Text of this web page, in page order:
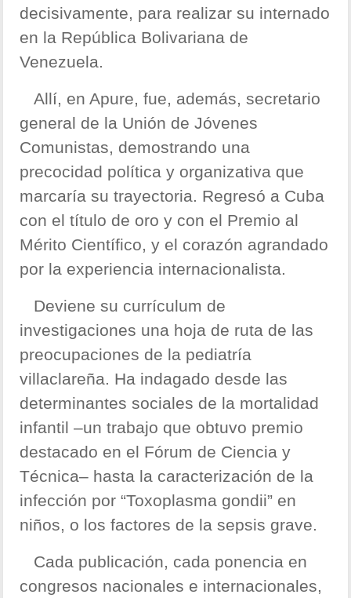
decisivamente, para realizar su internado
en la República Bolivariana de
Venezuela.
Allí, en Apure, fue, además, secretario
general de la Unión de Jóvenes
Comunistas, demostrando una
precocidad política y organizativa que
marcaría su trayectoria. Regresó a Cuba
con el título de oro y con el Premio al
Mérito Científico, y el corazón agrandado
por la experiencia internacionalista.
Deviene su currículum de
investigaciones una hoja de ruta de las
preocupaciones de la pediatría
villaclareña. Ha indagado desde las
determinantes sociales de la mortalidad
infantil –un trabajo que obtuvo premio
destacado en el Fórum de Ciencia y
Técnica– hasta la caracterización de la
infección por “Toxoplasma gondii” en
niños, o los factores de la sepsis grave.
Cada publicación, cada ponencia en
congresos nacionales e internacionales,